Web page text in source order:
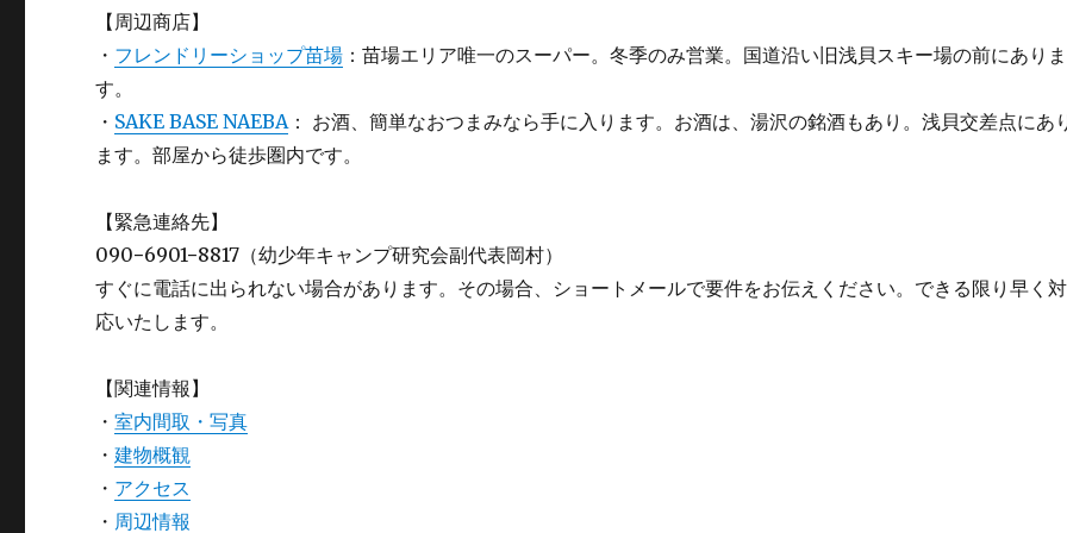
【周辺商店】
・ フレンドリーショップ苗場 ：苗場エリア唯一のスーパー。冬季のみ営業。国道沿い旧浅貝スキー場の前にありま
す。
・ SAKE BASE NAEBA ： お酒、簡単なおつまみなら手に入ります。お酒は、湯沢の銘酒もあり。浅貝交差点にあ
ます。部屋から徒歩圏内です。
【緊急連絡先】
090−6901−8817（幼少年キャンプ研究会副代表岡村）
すぐに電話に出られない場合があります。その場合、ショートメールで要件をお伝えください。できる限り早く対
応いたします。
【関連情報】
・室内間取・写真
・建物概観
・ アクセス
・ 周辺情報